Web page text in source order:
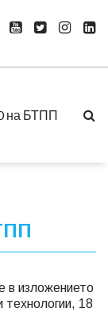
на БТПП
в изложението
технологии, 18